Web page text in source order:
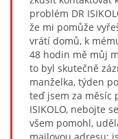
problém DR
že mi pomůže
vrátí domů, k
48 hodin mě můj
to byl skutečně
manželka, týden
teď jsem za měsíc
ISIKOLO, nebojte
všem pomohl,